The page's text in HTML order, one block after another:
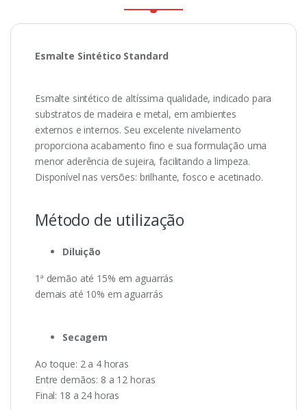
Esmalte Sintético Standard
Esmalte sintético de altíssima qualidade, indicado para
substratos de madeira e metal, em ambientes
externos e internos. Seu excelente nivelamento
proporciona acabamento fino e sua formulação uma
menor aderência de sujeira, facilitando a limpeza.
Disponível nas versões: brilhante, fosco e acetinado.
Método de utilização
Diluição
1ª demão até 15% em aguarrás
demais até 10% em aguarrás
Secagem
Ao toque: 2 a 4 horas
Entre demãos: 8 a 12 horas
Final: 18 a 24 horas